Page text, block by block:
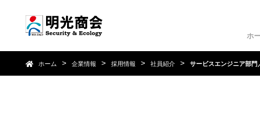
ホ
ホーム 企業情報 採用情報 社員紹介 サービスエンジニア部